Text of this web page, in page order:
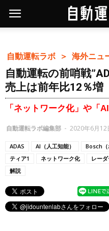
自動運転ラボ ＞ 海外ニュ
自動運転の前哨戦
売上は前年比12％増
「ネットワーク化」や「
自動運転ラボ編集部 - 2020年6月12
ADAS AI（人工知能） Bosch（
ティア1
ネットワーク化 レー
解説